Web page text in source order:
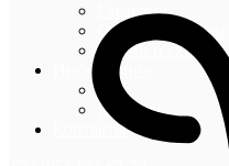
Гарантии
Оплата и доставка
Акции и скидки
Информация
Блог
Новости
Контакты